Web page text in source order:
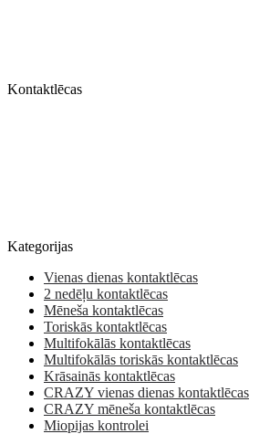
Kontaktlēcas
Kategorijas
Vienas dienas kontaktlēcas
2 nedēļu kontaktlēcas
Mēneša kontaktlēcas
Toriskās kontaktlēcas
Multifokālās kontaktlēcas
Multifokālās toriskās kontaktlēcas
Krāsainās kontaktlēcas
CRAZY vienas dienas kontaktlēcas
CRAZY mēneša kontaktlēcas
Miopijas kontrolei